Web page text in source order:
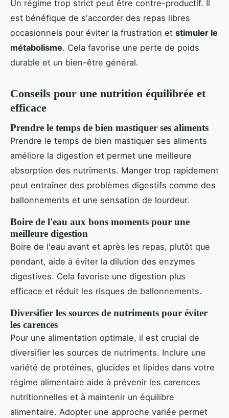
Un régime trop strict peut être contre-productif. Il
est bénéfique de s'accorder des repas libres
occasionnels pour éviter la frustration et stimuler le
métabolisme. Cela favorise une perte de poids
durable et un bien-être général.
Conseils pour une nutrition équilibrée et
efficace
Prendre le temps de bien mastiquer ses aliments
Prendre le temps de bien mastiquer ses aliments
améliore la digestion et permet une meilleure
absorption des nutriments. Manger trop rapidement
peut entraîner des problèmes digestifs comme des
ballonnements et une sensation de lourdeur.
Boire de l'eau aux bons moments pour une
meilleure digestion
Boire de l'eau avant et après les repas, plutôt que
pendant, aide à éviter la dilution des enzymes
digestives. Cela favorise une digestion plus
efficace et réduit les risques de ballonnements.
Diversifier les sources de nutriments pour éviter
les carences
Pour une alimentation optimale, il est crucial de
diversifier les sources de nutriments. Inclure une
variété de protéines, glucides et lipides dans votre
régime alimentaire aide à prévenir les carences
nutritionnelles et à maintenir un équilibre
alimentaire. Adopter une approche variée permet